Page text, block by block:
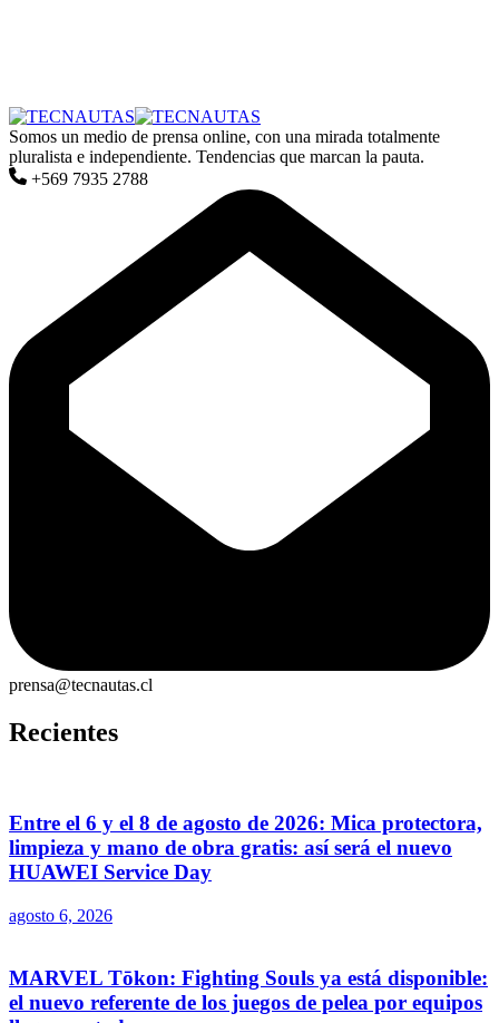
Somos un medio de prensa online, con una mirada totalmente
pluralista e independiente. Tendencias que marcan la pauta.
+569 7935 2788
prensa@tecnautas.cl
Recientes
Entre el 6 y el 8 de agosto de 2026: Mica protectora,
limpieza y mano de obra gratis: así será el nuevo
HUAWEI Service Day
agosto 6, 2026
MARVEL Tōkon: Fighting Souls ya está disponible:
el nuevo referente de los juegos de pelea por equipos